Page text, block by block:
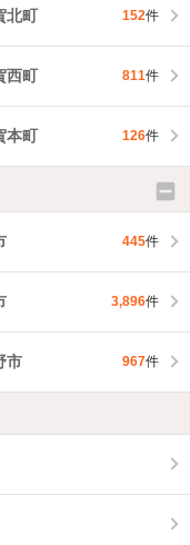
北町 152件
西町 811件
本町 126件
445件
3,896件
市 967件